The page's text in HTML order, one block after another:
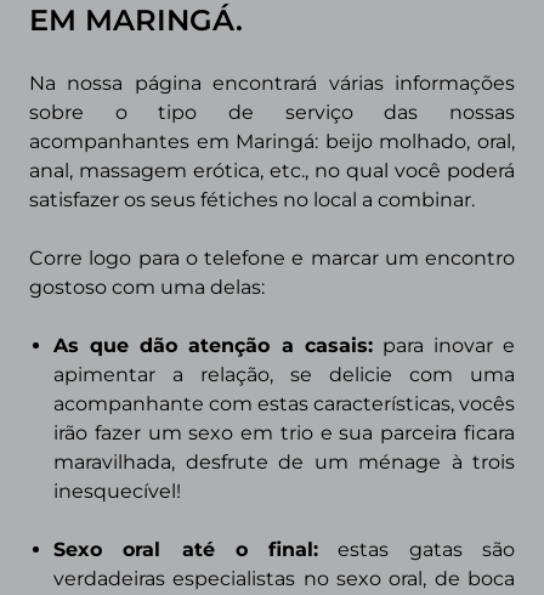
EM MARINGÁ.
Na nossa página encontrará várias informações
sobre o tipo de serviço das nossas
acompanhantes em Maringá: beijo molhado, oral,
anal, massagem erótica, etc., no qual você poderá
satisfazer os seus fétiches no local a combinar.
Corre logo para o telefone e marcar um encontro
gostoso com uma delas:
As que dão atenção a casais:para inovar e
apimentar a relação, se delicie com uma
acompanhante com estas características, vocês
irão fazer um sexo em trio e sua parceira ficara
maravilhada, desfrute de um ménage à trois
inesquecível!
Sexo oral até o final: estas gatas são
verdadeiras especialistas no sexo oral, de boca